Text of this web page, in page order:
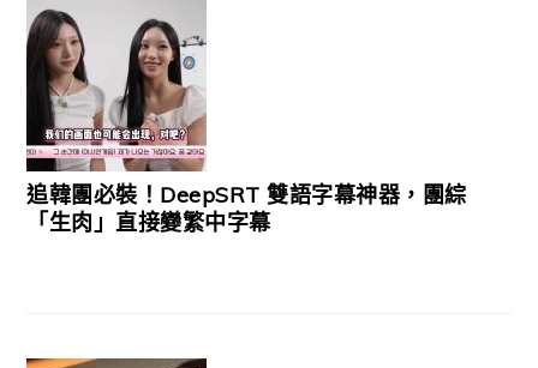
追韓團必裝！DeepSRT 雙語字幕神器，團綜
「生肉」直接變繁中字幕